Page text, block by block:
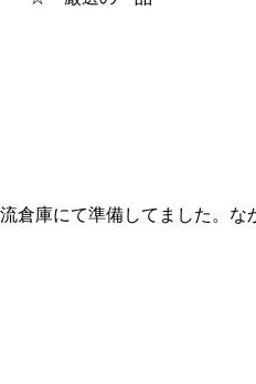
庫にて準備してました。な